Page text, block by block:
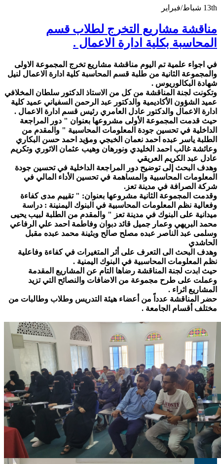
13th شباط/فبراير
مناقشة مشاريع التخرج لطلاب قسم
المحاسبة بكلية ادارة الاعمال .
في اجواء علمية تم اليوم مناقشة مشاريع تخرج المجموعة الاولى
والمجموعة الثانية من طلبة قسم المحاسبة كلية ادارة الاعمال لنيل
شهادة البكالوريوس .
وتكونت لجنة المناقشة من كل من الاستاذ الدكتور سلطان المخلافي
عميد الشؤون الأكاديمية والدكتور عبد الرحمن السفياني عميد كلية
ادارة الاعمال والدكتور عادل العامري رئيس قسم ادارة الاعمال .
حيث قدمت المجموعة الأولى مشروعها بعنوان " دور المراجعة
الداخلية في تحسين جودة المعلومات المحاسبية " والمقدم من
الطلبة ياسر عبده احمد نعمان الخبجي ومؤيد احمد حسن البكاري
وعائشة غالب احمد الخليدي ونورهان وهيب عثمان الاثوري وتكريم
عادل عبد الكريم العريقي
وهدف البحث إلى توضيح دور المراجعة الداخلية في تحسين جودة
المعلومات المحاسبية والمساهمة في تحسين الأداء المالي في
شركة الصرافة في مدينة تعز.
وقدمت المجموعة الثانية مشروعها بعنوان: " تقييم مدى كفاءة
وفعالية نظم المعلومات المحاسبية في البنوك اليمنينة : دراسة
ميدانية على البنوك في مدينة تعز " والمقدم من الطلبة لبيب يحيى
محمد البريهي وعمار جميل قائد دبوان وفاطمة احمد علي الرفاعي
وسلمى عبد الناصر عبده مصلح صالح وبثينة محمد عبده مقبل
الحاشدي
وهدف البحث الى التعرف على أثر المتغيرات في كفاءة وفاعلية
نظم المعلومات المحاسبية في البنوك اليمنية .
حيث ابدت لجنة المناقشة رضاها التام عن المشاريع المقدمة
وعملت على طرح مجموعة من الاضافات والنصائح التي تزيد
المشاريع اثراء .
حضر المناقشة عدداً من أعضاء هيئة التدريس وطلاب وطالبات من
مختلف أقسام الجامعة .